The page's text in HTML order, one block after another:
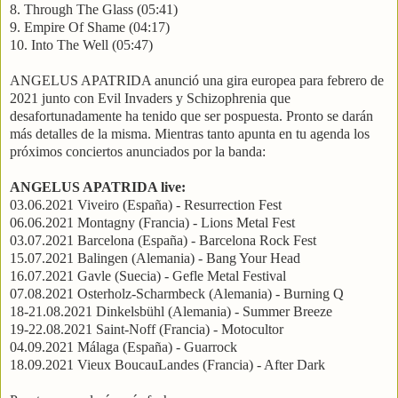
8. Through The Glass (05:41)
9. Empire Of Shame (04:17)
10. Into The Well (05:47)
ANGELUS APATRIDA anunció una gira europea para febrero de
2021 junto con Evil Invaders y Schizophrenia que
desafortunadamente ha tenido que ser pospuesta. Pronto se darán
más detalles de la misma. Mientras tanto apunta en tu agenda los
próximos conciertos anunciados por la banda:
ANGELUS APATRIDA live:
03.06.2021 Viveiro (España) - Resurrection Fest
06.06.2021 Montagny (Francia) - Lions Metal Fest
03.07.2021 Barcelona (España) - Barcelona Rock Fest
15.07.2021 Balingen (Alemania) - Bang Your Head
16.07.2021 Gavle (Suecia) - Gefle Metal Festival
07.08.2021 Osterholz-Scharmbeck (Alemania) - Burning Q
18-21.08.2021 Dinkelsbühl (Alemania) - Summer Breeze
19-22.08.2021 Saint-Noff (Francia) - Motocultor
04.09.2021 Málaga (España) - Guarrock
18.09.2021 Vieux BoucauLandes (Francia) - After Dark